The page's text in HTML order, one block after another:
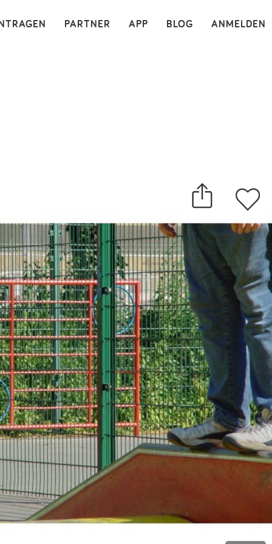
ANMELDEN
BLOG
APP
PARTNER ×